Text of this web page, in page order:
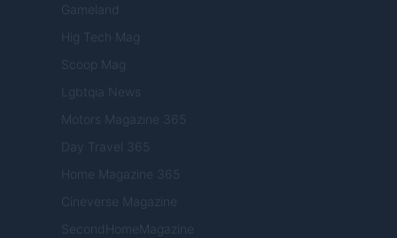
Gameland
Hig Tech Mag
Scoop Mag
Lgbtqia News
Motors Magazine 365
Day Travel 365
Home Magazine 365
Cineverse Magazine
SecondHomeMagazine